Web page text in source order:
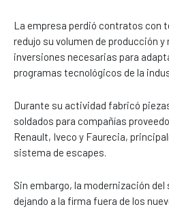
La empresa perdió contratos con
redujo su volumen de producción y
inversiones necesarias para
programas tecnológicos de la
Durante su actividad fabricó
soldados para compañías
Renault, Iveco y Faurecia,
sistema de escapes.
Sin embargo, la modernización
dejando a la firma fuera de los